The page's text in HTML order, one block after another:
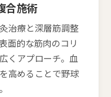
合施術
治療と深層筋調整
面的な筋肉のコリ
くアプローチ。血
高めることで野球